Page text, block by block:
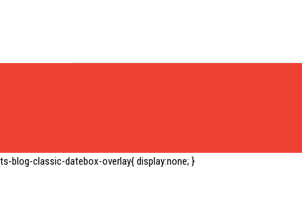
ts-blog-classic-datebox-overlay{ display:none; }